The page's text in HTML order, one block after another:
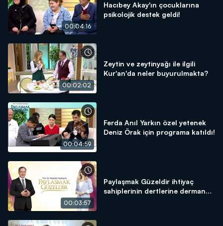
00:04:16
Hacıbey Akay'ın çocuklarına
psikolojik destek geldi!
00:02:02
Zeytin ve zeytinyağı ile ilgili
Kur'an'da neler buyurulmakta?
00:04:59
Ferda Anıl Yarkın özel yetenek
Deniz Örak için programa katıldı!
00:03:57
Paylaşmak Güzeldir ihtiyaç
sahiplerinin dertlerine derman